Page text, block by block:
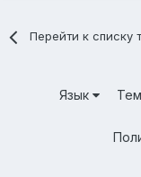
Перейти к списку
Язык